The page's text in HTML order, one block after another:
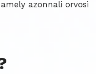
azonnali orvosi